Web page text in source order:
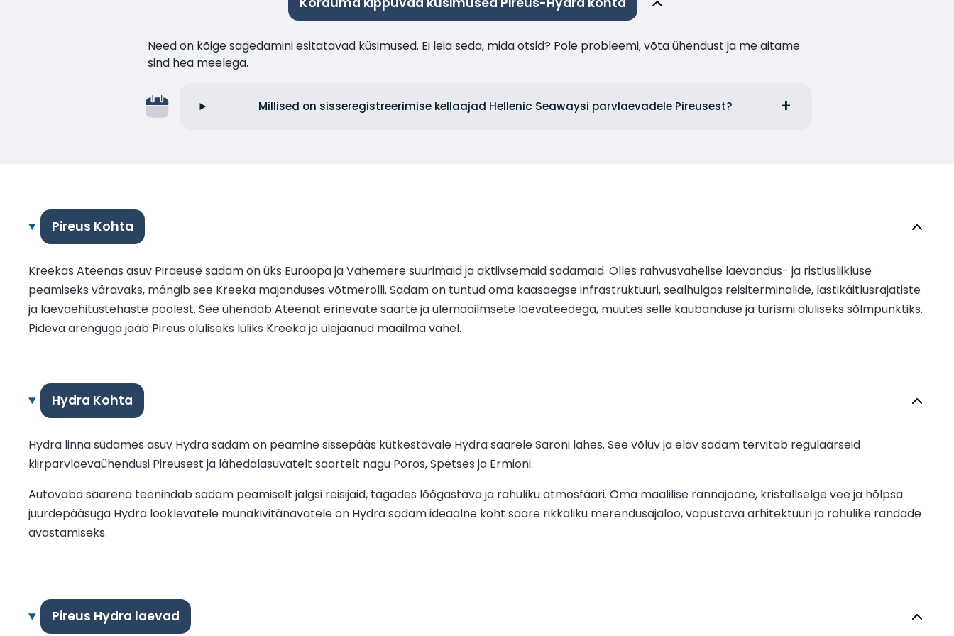
Need on kõige sagedamini esitatavad küsimused. Ei leia seda, mida otsid? Pole probleemi, võta ühendust ja me aitame
sind hea meelega.
Millised on sisseregistreerimise kellaajad Hellenic Seawaysi parvlaevadele Pireusest?
Pireus Kohta
Kreekas Ateenas asuv Piraeuse sadam on üks Euroopa ja Vahemere suurimaid ja aktiivsemaid sadamaid. Olles rahvusvahelise laevandus- ja ristlusliikluse
peamiseks väravaks, mängib see Kreeka majanduses võtmerolli. Sadam on tuntud oma kaasaegse infrastruktuuri, sealhulgas reisiterminalide, lastikäitlusrajatiste
ja laevaehitustehaste poolest. See ühendab Ateenat erinevate saarte ja ülemaailmsete laevateedega, muutes selle kaubanduse ja turismi oluliseks sõlmpunktiks.
Pideva arenguga jääb Pireus oluliseks lüliks Kreeka ja ülejäänud maailma vahel.
Hydra Kohta
Hydra linna südames asuv Hydra sadam on peamine sissepääs kütkestavale Hydra saarele Saroni lahes. See võluv ja elav sadam tervitab regulaarseid
kiirparvlaevaühendusi Pireusest ja lähedalasuvatelt saartelt nagu Poros, Spetses ja Ermioni.
Autovaba saarena teenindab sadam peamiselt jalgsi reisijaid, tagades lõõgastava ja rahuliku atmosfääri. Oma maalilise rannajoone, kristallselge vee ja hõlpsa
juurdepääsuga Hydra looklevatele munakivitänavatele on Hydra sadam ideaalne koht saare rikkaliku merendusajaloo, vapustava arhitektuuri ja rahulike randade
avastamiseks.
Pireus Hydra laevad